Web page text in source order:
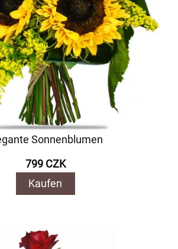
Sonnenblumen
799 CZK
Kaufen